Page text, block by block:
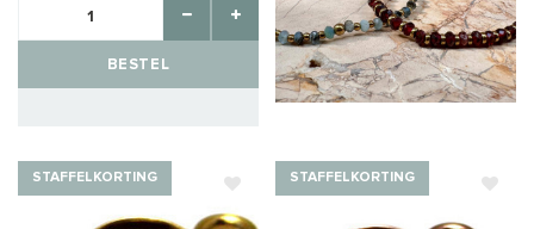
BESTEL
STAFFELKORTING STAFFELKORTING